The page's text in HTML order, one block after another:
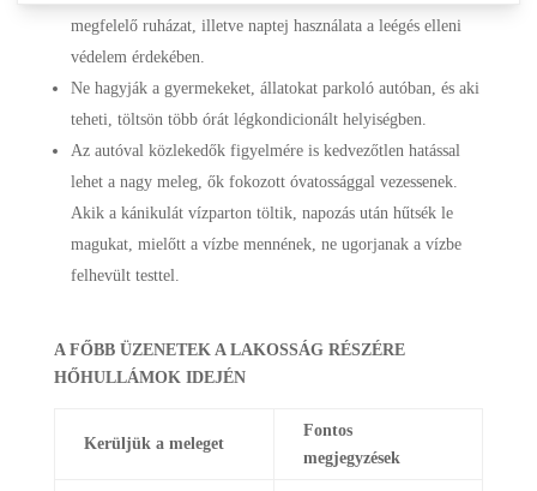
megfelelő ruházat, illetve naptej használata a leégés elleni
védelem érdekében.
Ne hagyják a gyermekeket, állatokat parkoló autóban, és aki
teheti, töltsön több órát légkondicionált helyiségben.
Az autóval közlekedők figyelmére is kedvezőtlen hatással
lehet a nagy meleg, ők fokozott óvatossággal vezessenek.
Akik a kánikulát vízparton töltik, napozás után hűtsék le
magukat, mielőtt a vízbe mennének, ne ugorjanak a vízbe
felhevült testtel.
A FŐBB ÜZENETEK A LAKOSSÁG RÉSZÉRE
HŐHULLÁMOK IDEJÉN
Kerüljük a meleget
Fontos
megjegyzések